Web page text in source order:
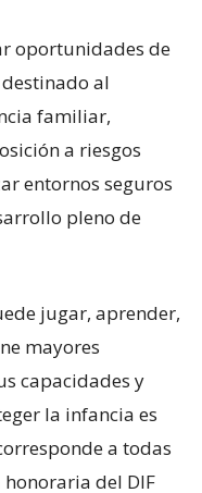
oportunidades de
al
familiar,
a riesgos
entornos seguros
pleno de
jugar, aprender,
mayores
capacidades y
la infancia es
a todas
del DIF